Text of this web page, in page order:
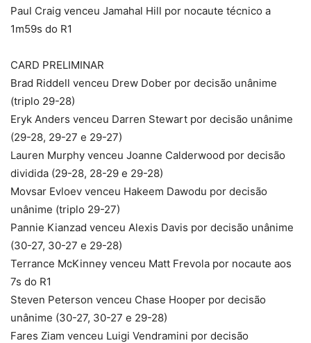
Paul Craig venceu Jamahal Hill por nocaute técnico a
1m59s do R1
CARD PRELIMINAR
Brad Riddell venceu Drew Dober por decisão unânime
(triplo 29-28)
Eryk Anders venceu Darren Stewart por decisão unânime
(29-28, 29-27 e 29-27)
Lauren Murphy venceu Joanne Calderwood por decisão
dividida (29-28, 28-29 e 29-28)
Movsar Evloev venceu Hakeem Dawodu por decisão
unânime (triplo 29-27)
Pannie Kianzad venceu Alexis Davis por decisão unânime
(30-27, 30-27 e 29-28)
Terrance McKinney venceu Matt Frevola por nocaute aos
7s do R1
Steven Peterson venceu Chase Hooper por decisão
unânime (30-27, 30-27 e 29-28)
Fares Ziam venceu Luigi Vendramini por decisão